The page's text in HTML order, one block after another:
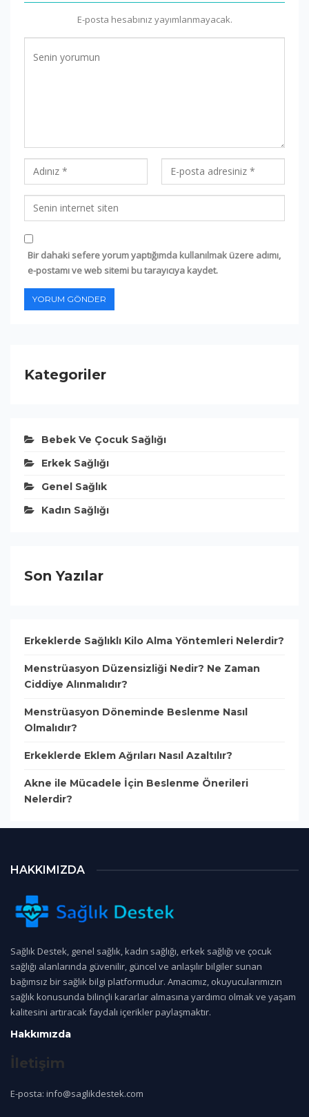
E-posta hesabınız yayımlanmayacak.
Bir dahaki sefere yorum yaptığımda kullanılmak üzere adımı,
e-postamı ve web sitemi bu tarayıcıya kaydet.
Kategoriler
Bebek Ve Çocuk Sağlığı
Erkek Sağlığı
Genel Sağlık
Kadın Sağlığı
Son Yazılar
Erkeklerde Sağlıklı Kilo Alma Yöntemleri Nelerdir?
Menstrüasyon Düzensizliği Nedir? Ne Zaman
Ciddiye Alınmalıdır?
Menstrüasyon Döneminde Beslenme Nasıl
Olmalıdır?
Erkeklerde Eklem Ağrıları Nasıl Azaltılır?
Akne ile Mücadele İçin Beslenme Önerileri
Nelerdir?
HAKKIMIZDA
Sağlık Destek, genel sağlık, kadın sağlığı, erkek sağlığı ve çocuk
sağlığı alanlarında güvenilir, güncel ve anlaşılır bilgiler sunan
bağımsız bir sağlık bilgi platformudur. Amacımız, okuyucularımızın
sağlık konusunda bilinçli kararlar almasına yardımcı olmak ve yaşam
kalitesini artıracak faydalı içerikler paylaşmaktır.
Hakkımızda
İletişim
E-posta: info@saglikdestek.com